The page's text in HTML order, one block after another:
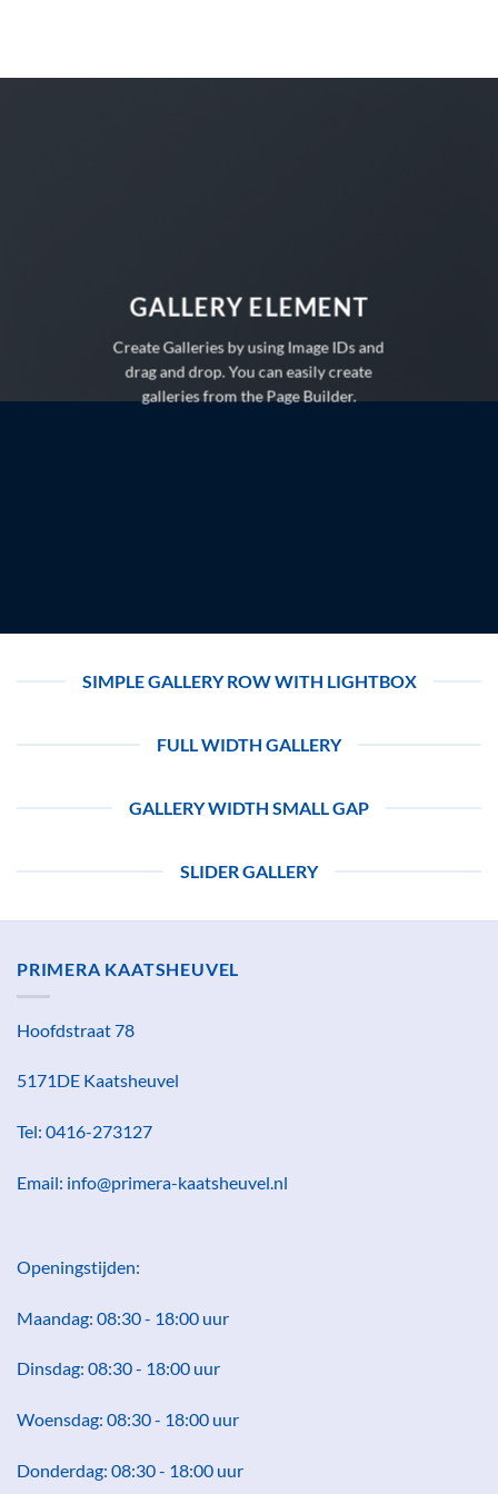
GALLERY ELEMENT
Create Galleries by using Image IDs and
drag and drop. You can easily create
galleries from the Page Builder.
SIMPLE GALLERY ROW WITH LIGHTBOX
FULL WIDTH GALLERY
GALLERY WIDTH SMALL GAP
SLIDER GALLERY
PRIMERA KAATSHEUVEL
Hoofdstraat 78
5171DE Kaatsheuvel
Tel: 0416-273127
Email: info@primera-kaatsheuvel.nl
Openingstijden:
Maandag: 08:30 - 18:00 uur
Dinsdag: 08:30 - 18:00 uur
Woensdag: 08:30 - 18:00 uur
Donderdag: 08:30 - 18:00 uur